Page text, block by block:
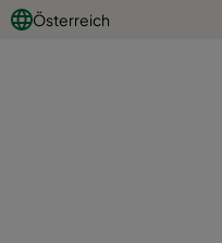
Österreich